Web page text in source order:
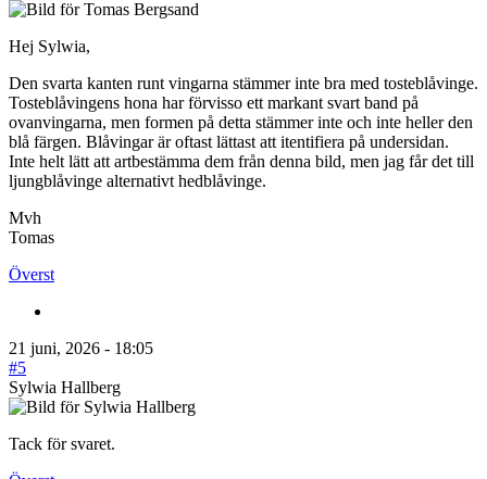
Hej Sylwia,
Den svarta kanten runt vingarna stämmer inte bra med tosteblåvinge.
Tosteblåvingens hona har förvisso ett markant svart band på
ovanvingarna, men formen på detta stämmer inte och inte heller den
blå färgen. Blåvingar är oftast lättast att itentifiera på undersidan.
Inte helt lätt att artbestämma dem från denna bild, men jag får det till
ljungblåvinge alternativt hedblåvinge.
Mvh
Tomas
Överst
21 juni, 2026 - 18:05
#5
Sylwia Hallberg
Tack för svaret.